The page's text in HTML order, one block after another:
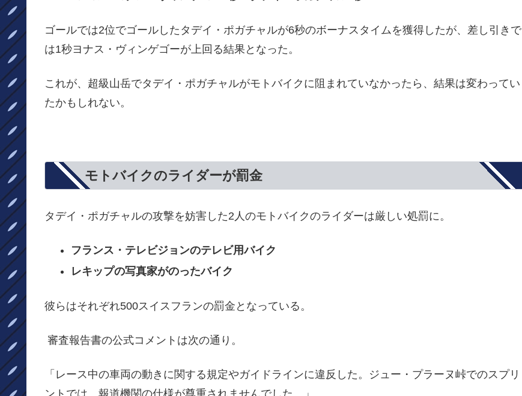
ゴールでは2位でゴールしたタデイ・ポガチャルが6秒のボーナスタイムを獲得したが、差し引きで
は1秒ヨナス・ヴィンゲゴーが上回る結果となった。
これが、超級山岳でタデイ・ポガチャルがモトバイクに阻まれていなかったら、結果は変わってい
たかもしれない。
モトバイクのライダーが罰金
タデイ・ポガチャルの攻撃を妨害した2人のモトバイクのライダーは厳しい処罰に。
フランス・テレビジョンのテレビ用バイク
レキップの写真家がのったバイク
彼らはそれぞれ500スイスフランの罰金となっている。
審査報告書の公式コメントは次の通り。
「レース中の車両の動きに関する規定やガイドラインに違反した。ジュー・プラーヌ峠でのスプリ